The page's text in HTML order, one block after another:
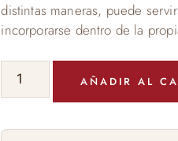
distintas maneras, puede
incorporarse dentro de la
Trufa
en
AÑADIR AL